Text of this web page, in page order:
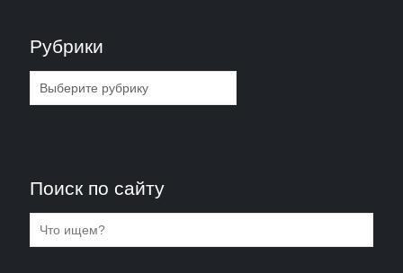
Рубрики
Рубрики
Поиск по сайту